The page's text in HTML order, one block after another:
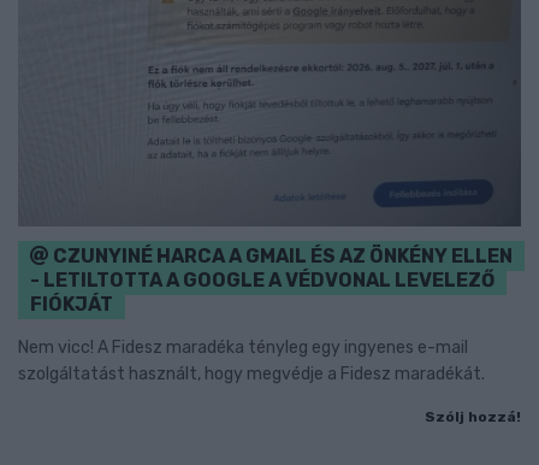
CZUNYINÉ HARCA A GMAIL ÉS AZ ÖNKÉNY ELLEN
- LETILTOTTA A GOOGLE A VÉDVONAL LEVELEZŐ
FIÓKJÁT
Nem vicc! A Fidesz maradéka tényleg egy ingyenes e-mail
szolgáltatást használt, hogy megvédje a Fidesz maradékát.
Szólj hozzá!